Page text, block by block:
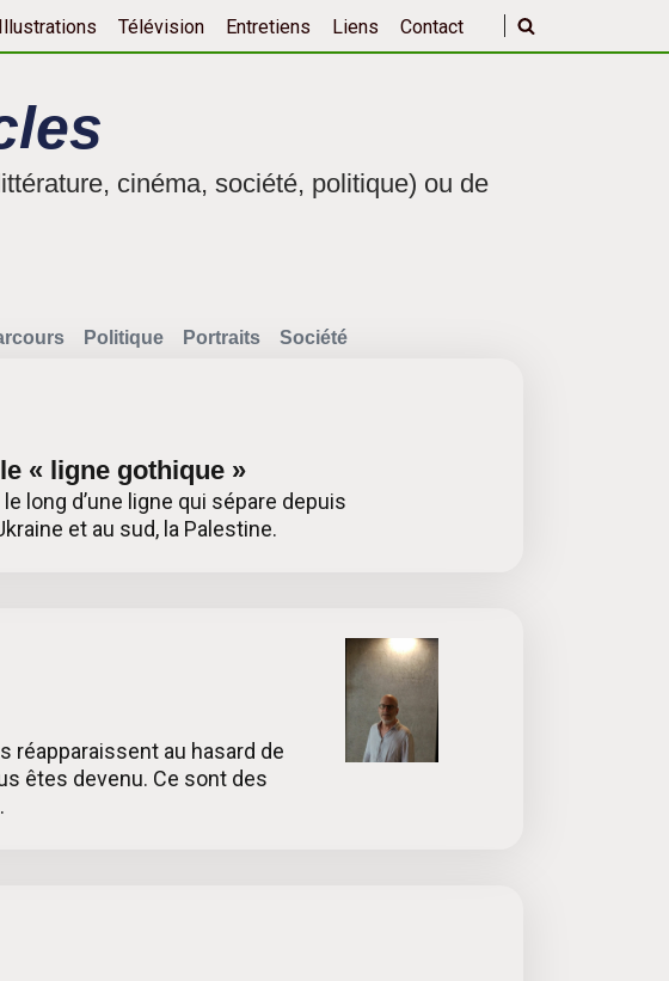
Illustrations Télévision Entretiens Liens Contact
cinéma, société, politique) ou de
Politique Portraits Société
« ligne gothique »
long d’une ligne qui sépare depuis
et au sud, la Palestine.
réapparaissent au hasard de
êtes devenu. Ce sont des